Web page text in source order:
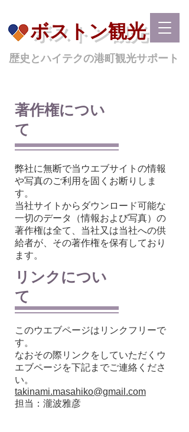
ボストン観光
歴史とハイテクの港町観光サポート
著作権につい
て
弊社に無断で当ウエブサイトの情報
や写真のご利用を固くお断りしま
す。
当社サイトからダウンロード可能な
一切のデータ（情報および写真）の
著作権は全て、当社又は当社への供
給者が、その著作権を保有しており
ます。
リンクについ
て
このウエブページはリンクフリーで
す。
なおその際リンクをしていただくウ
エブページを下記までご連絡くださ
い。
takinami.masahiko@gmail.com
担当：瀧波雅彦